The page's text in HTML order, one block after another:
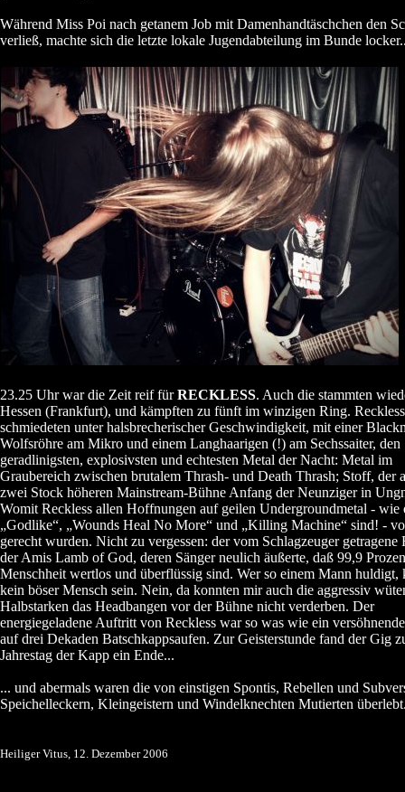
Während Miss Poi nach getanem Job mit Damenhandtäschchen den
verließ, machte sich die letzte lokale Jugendabteilung im Bunde
23.25 Uhr war die Zeit reif fürRECKLESS. Auch die stammten
Hessen (Frankfurt), und kämpften zu fünft im winzigen Ring. Reckless
schmiedeten unter halsbrecherischer Geschwindigkeit, mit einer
Wolfsröhre am Mikro und einem Langhaarigen (!) am Sechssaiter, den
geradlinigsten, explosivsten und echtesten Metal der Nacht: Metal im
Graubereich zwischen brutalem Thrash- und Death Thrash; Stoff, der
zwei Stock höheren Mainstream-Bühne Anfang der Neunziger in
Womit Reckless allen Hoffnungen auf geilen Undergroundmetal - wie
„Godlike“, „Wounds Heal No More“ und „Killing Machine“ sind! -
gerecht wurden. Nicht zu vergessen: der vom Schlagzeuger getragene
der Amis Lamb of God, deren Sänger neulich äußerte, daß 99,9
Menschheit wertlos und überflüssig sind. Wer so einem Mann huldigt,
kein böser Mensch sein. Nein, da konnten mir auch die aggressiv
Halbstarken das Headbangen vor der Bühne nicht verderben. Der
energiegeladene Auftritt von Reckless war so was wie ein
auf drei Dekaden Batschkappsaufen. Zur Geisterstunde fand der Gig
Jahrestag der Kapp ein Ende...
... und abermals waren die von einstigen Spontis, Rebellen und
Speichelleckern, Kleingeistern und Windelknechten Mutierten
Heiliger Vitus, 12. Dezember 2006